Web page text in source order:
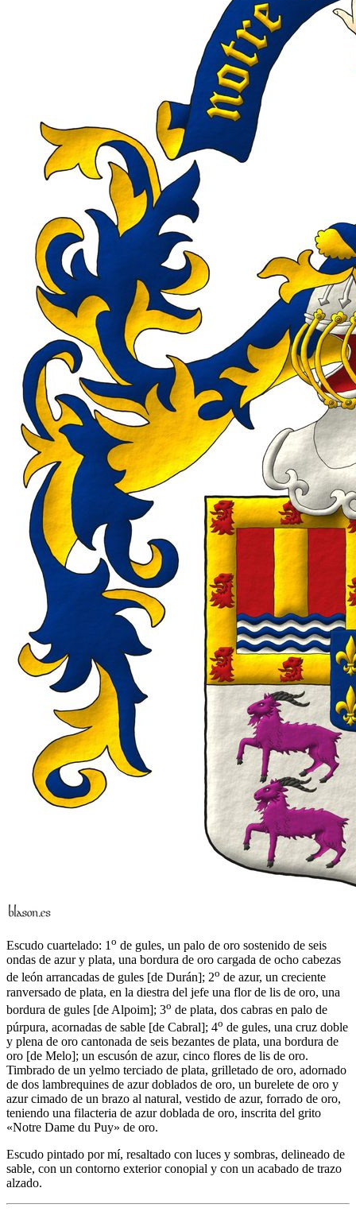
Escudo cuartelado: 1 o de gules, un palo de oro sostenido de seis
ondas de azur y plata, una bordura de oro cargada de ocho cabezas
de león arrancadas de gules [de Durán]; 2o de azur, un creciente
ranversado de plata, en la diestra del jefe una flor de lis de oro, una
bordura de gules [de Alpoim]; 3o de plata, dos cabras en palo de
púrpura, acornadas de sable [de Cabral]; 4o de gules, una cruz doble
y plena de oro cantonada de seis bezantes de plata, una bordura de
oro [de Melo]; un escusón de azur, cinco flores de lis de oro.
Timbrado de un yelmo terciado de plata, grilletado de oro, adornado
de dos lambrequines de azur doblados de oro, un burelete de oro y
azur cimado de un brazo al natural, vestido de azur, forrado de oro,
teniendo una filacteria de azur doblada de oro, inscrita del grito
«Notre Dame du Puy» de oro.
Escudo pintado por mí, resaltado con luces y sombras, delineado de
sable, con un contorno exterior conopial y con un acabado de trazo
alzado.